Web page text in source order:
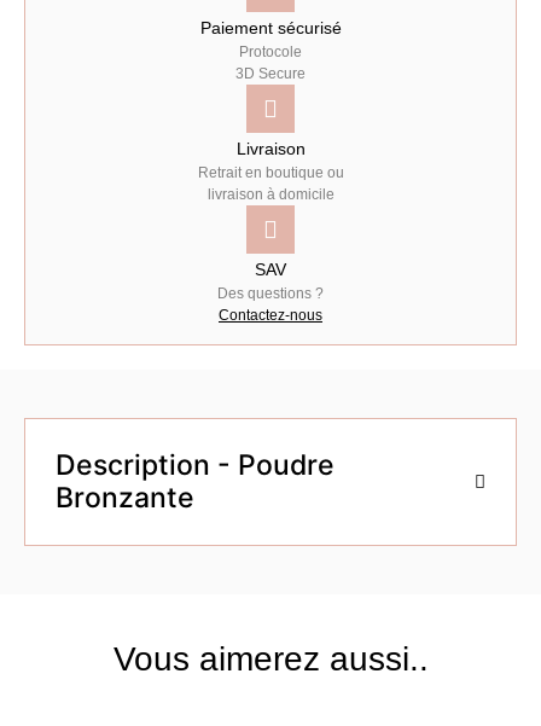
Paiement sécurisé
Protocole
3D Secure
Livraison
Retrait en boutique ou
livraison à domicile
SAV
Des questions ?
Contactez-nous
Description - Poudre
Bronzante
Vous aimerez aussi..